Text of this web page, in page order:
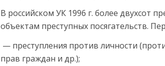
В российском УК 1996 г. более двухсот
объектам преступных посягательств.
— преступления против личности
прав граждан и др.);